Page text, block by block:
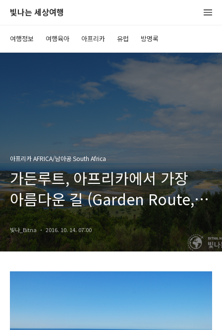
빛나는 세상여행
여행정보 여행육아 아프리카 유럽 방명록
아프리카 AFRICA/남아공 South Africa
가든루트, 아프리카에서 가장
아름다운 길 (Garden Route,
South Africa)
빛나_Bitna 2016. 10. 14. 07:00